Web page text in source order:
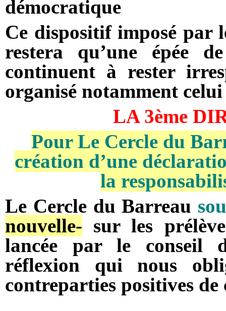
démocratique
Ce dispositif imposé par
restera qu’une épée
continuent à rester
organisé notamment
LA 3ème
Pour Le Cercle du
création d’une
la
Le Cercle du Barreau
nouvelle- sur les
lancée par le conseil
réflexion qui nous
contreparties positives de